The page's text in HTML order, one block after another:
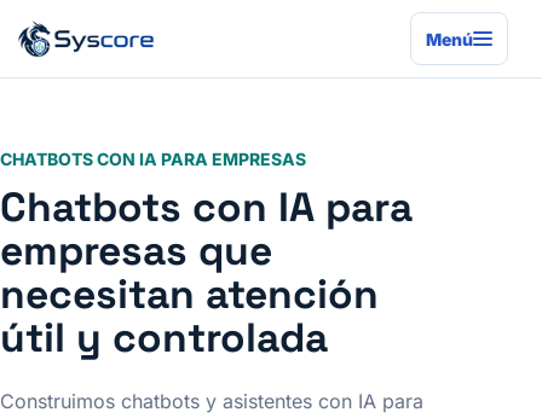
Menú
CHATBOTS CON IA PARA EMPRESAS
Chatbots con IA para
empresas que
necesitan atención
útil y controlada
Construimos chatbots y asistentes con IA para